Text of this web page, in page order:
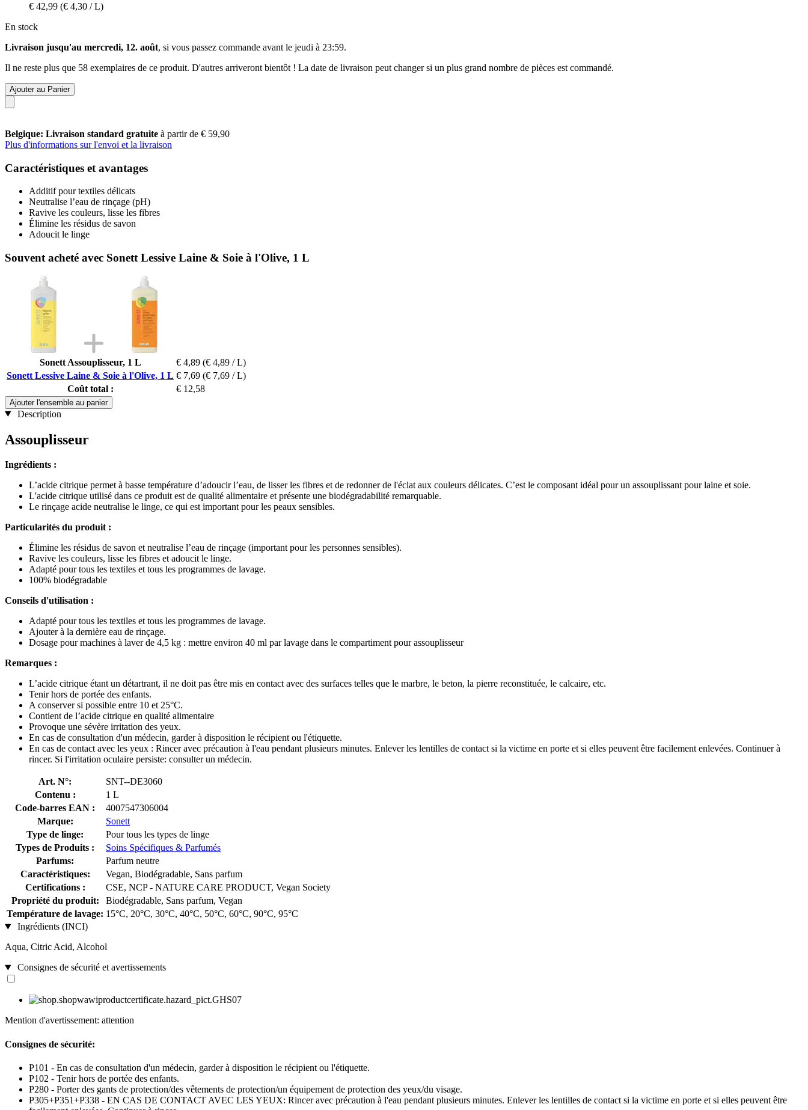
€ 42,99 (€ 4,30 / L)
En stock
Livraison jusqu'au mercredi, 12. août, si vous passez commande avant le jeudi à 23:59.
Il ne reste plus que 58 exemplaires de ce produit. D'autres arriveront bientôt ! La date de livraison peut changer si un plus grand nombre de pièces est commandé.
Ajouter au Panier
Belgique: Livraison standard gratuite à partir de € 59,90
Plus d'informations sur l'envoi et la livraison
Caractéristiques et avantages
Additif pour textiles délicats
Neutralise l’eau de rinçage (pH)
Ravive les couleurs, lisse les fibres
Élimine les résidus de savon
Adoucit le linge
Souvent acheté avec Sonett Lessive Laine & Soie à l'Olive, 1 L
Sonett Assouplisseur, 1 L € 4,89 (€ 4,89 / L)
Sonett Lessive Laine & Soie à l'Olive, 1 L € 7,69 (€ 7,69 / L)
Coût total :
€ 12,58
Ajouter l'ensemble au panier
Description
Assouplisseur
Ingrédients :
L’acide citrique permet à basse température d’adoucir l’eau, de lisser les fibres et de redonner de l'éclat aux couleurs délicates. C’est le composant idéal pour un assouplissant pour laine et soie.
L'acide citrique utilisé dans ce produit est de qualité alimentaire et présente une biodégradabilité remarquable.
Le rinçage acide neutralise le linge, ce qui est important pour les peaux sensibles.
Particularités du produit​ :
Élimine les résidus de savon et neutralise l’eau de rinçage (important pour les personnes sensibles).
Ravive les couleurs, lisse les fibres et adoucit le linge.
Adapté pour tous les textiles et tous les programmes de lavage.
100% biodégradable
Conseils d'utilisation :
Adapté pour tous les textiles et tous les programmes de lavage.
Ajouter à la dernière eau de rinçage.
Dosage pour machines à laver de 4,5 kg : mettre environ 40 ml par lavage dans le compartiment pour assouplisseur
Remarques :
L’acide citrique étant un détartrant, il ne doit pas être mis en contact avec des surfaces telles que le marbre, le beton, la pierre reconstituée, le calcaire, etc.
Tenir hors de portée des enfants.
A conserver si possible entre 10 et 25°C.
Contient de l’acide citrique en qualité alimentaire
Provoque une sévère irritation des yeux.
En cas de consultation d'un médecin, garder à disposition le récipient ou l'étiquette.
En cas de contact avec les yeux : Rincer avec précaution à l'eau pendant plusieurs minutes. Enlever les lentilles de contact si la victime en porte et si elles peuvent être facilement enlevées. Continuer à
rincer. Si l'irritation oculaire persiste: consulter un médecin.
Art. N°:
SNT--DE3060
Contenu :
1 L
Code-barres EAN :
4007547306004
Marque:
Sonett
Type de linge:
Pour tous les types de linge
Types de Produits :
Soins Spécifiques & Parfumés
Parfums:
Parfum neutre
Caractéristiques:
Vegan, Biodégradable, Sans parfum
Certifications :
CSE, NCP - NATURE CARE PRODUCT, Vegan Society
Propriété du produit:
Biodégradable, Sans parfum, Vegan
Température de lavage: 15°C, 20°C, 30°C, 40°C, 50°C, 60°C, 90°C, 95°C
Ingrédients (INCI)
Aqua, Citric Acid, Alcohol
Consignes de sécurité et avertissements
Mention d'avertissement: attention
Consignes de sécurité:
P101 - En cas de consultation d'un médecin, garder à disposition le récipient ou l'étiquette.
P102 - Tenir hors de portée des enfants.
P280 - Porter des gants de protection/des vêtements de protection/un équipement de protection des yeux/du visage.
P305+P351+P338 - EN CAS DE CONTACT AVEC LES YEUX: Rincer avec précaution à l'eau pendant plusieurs minutes. Enlever les lentilles de contact si la victime en porte et si elles peuvent être